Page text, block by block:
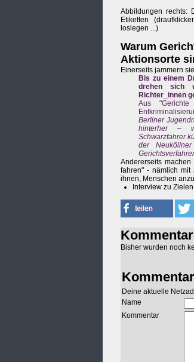
Abbildungen rechts:
Etiketten
loslegen ...)
Warum
Aktionsorte
Einerseits jammern
Bis zu einem
drehen sich
Richter_innen
Aus
Berliner
hinterher –
Schwarzfahrer
der
Andererseits
fahren" - nämlich mit
ihnen, Menschen
Interview zu
Bisher wurden noch
Deine aktuelle
Name
Kommentar